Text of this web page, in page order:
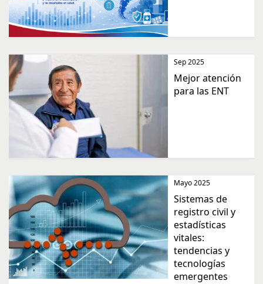
Sep 2025
Mejor atención
para las ENT
Mayo 2025
Sistemas de
registro civil y
estadísticas
vitales:
tendencias y
tecnologías
emergentes